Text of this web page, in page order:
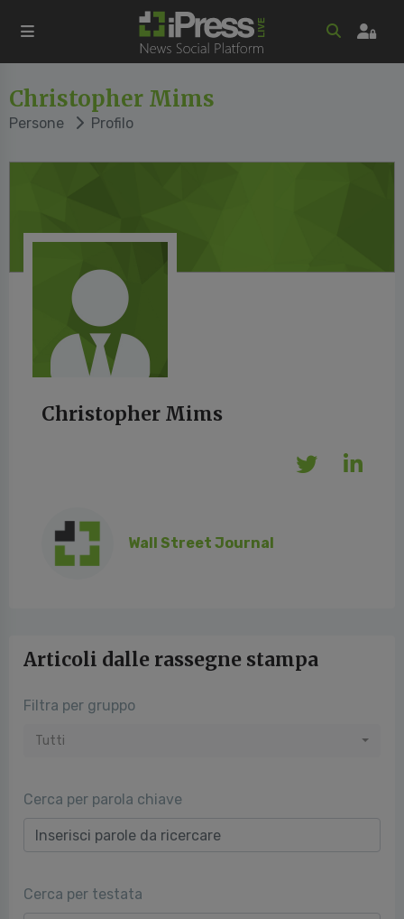
Christopher Mims
Persone Profilo
Christopher Mims
Wall Street Journal
Articoli dalle rassegne stampa
Filtra per gruppo
Tutti
Cerca per parola chiave
Cerca per testata